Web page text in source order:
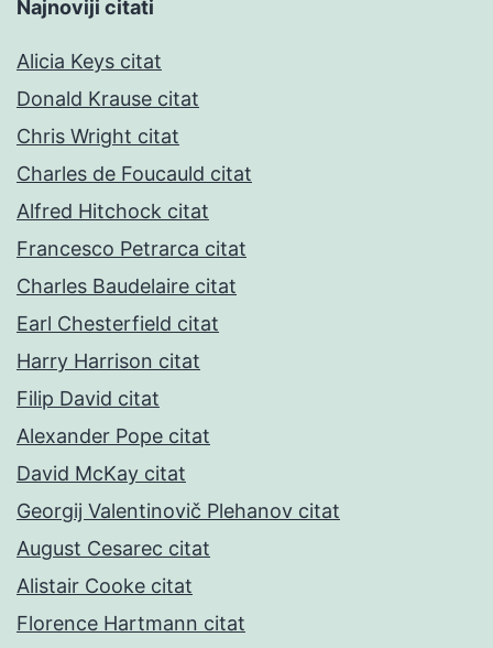
Najnoviji citati
Alicia Keys citat
Donald Krause citat
Chris Wright citat
Charles de Foucauld citat
Alfred Hitchock citat
Francesco Petrarca citat
Charles Baudelaire citat
Earl Chesterfield citat
Harry Harrison citat
Filip David citat
Alexander Pope citat
David McKay citat
Georgij Valentinovič Plehanov citat
August Cesarec citat
Alistair Cooke citat
Florence Hartmann citat